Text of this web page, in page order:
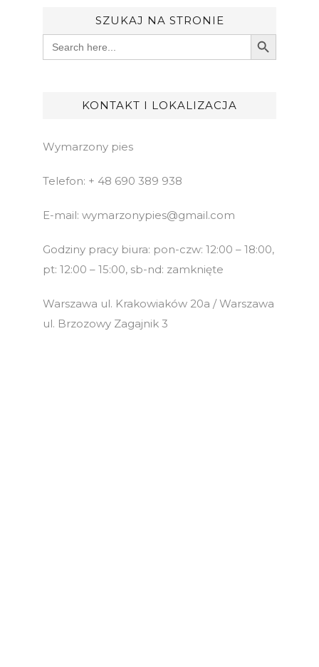
SZUKAJ NA STRONIE
Search
for:
Search Button
KONTAKT I LOKALIZACJA
Wymarzony pies
Telefon: + 48 690 389 938
E-mail: wymarzonypies@gmail.com
Godziny pracy biura: pon-czw: 12:00 – 18:00,
pt: 12:00 – 15:00, sb-nd: zamknięte
Warszawa ul. Krakowiaków 20a / Warszawa
ul. Brzozowy Zagajnik 3